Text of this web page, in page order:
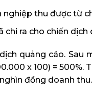
thu được từ
ra cho chiến dịch
quảng cáo.
x 100) = 500%.
đồng doanh thu.